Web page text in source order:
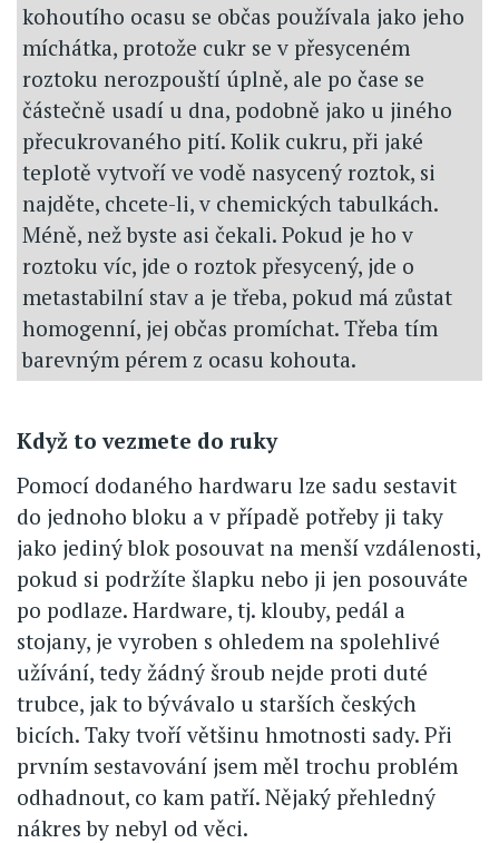
kohoutího ocasu se občas používala jako jeho
míchátka, protože cukr se v přesyceném
roztoku nerozpouští úplně, ale po čase se
částečně usadí u dna, podobně jako u jiného
přecukrovaného pití. Kolik cukru, při jaké
teplotě vytvoří ve vodě nasycený roztok, si
najděte, chcete-li, v chemických tabulkách.
Méně, než byste asi čekali. Pokud je ho v
roztoku víc, jde o roztok přesycený, jde o
metastabilní stav a je třeba, pokud má zůstat
homogenní, jej občas promíchat. Třeba tím
barevným pérem z ocasu kohouta.
Když to vezmete do ruky
Pomocí dodaného hardwaru lze sadu sestavit
do jednoho bloku a v případě potřeby ji taky
jako jediný blok posouvat na menší vzdálenosti,
pokud si podržíte šlapku nebo ji jen posouváte
po podlaze. Hardware, tj. klouby, pedál a
stojany, je vyroben s ohledem na spolehlivé
užívání, tedy žádný šroub nejde proti duté
trubce, jak to bývávalo u starších českých
bicích. Taky tvoří většinu hmotnosti sady. Při
prvním sestavování jsem měl trochu problém
odhadnout, co kam patří. Nějaký přehledný
nákres by nebyl od věci.